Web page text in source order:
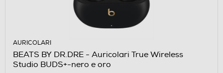
AURICOLARI
BEATS BY DR.DRE - Auricolari True Wireless
Studio BUDS+-nero e oro